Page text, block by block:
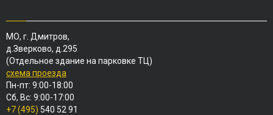
МО, г. Дмитров,
д.Зверково, д.295
(Отдельное здание на парковке ТЦ)
схема проезда
Пн-пт: 9:00-18:00
Сб, Вс: 9:00-17:00
+7 (495) 540 52 91